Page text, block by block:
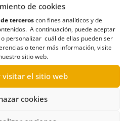
de cookies
terceroscon fines analíticos y de
A continuación, puede aceptar
personalizar cuál de ellas pueden ser
o tener más información, visite
sitio web.
visitar el sitio web
cookies